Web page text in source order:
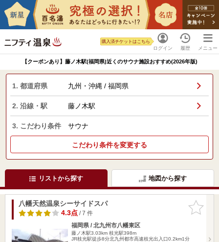
ログイン
購入済チケットはこちら
履歴 メニュー
【クーポンあり】藤ノ木駅(福岡県)近くのサウナ施設おすすめ(2026年版)
1. 都道府県 九州・沖縄 / 福岡県
2. 沿線・駅 藤ノ木駅
3. こだわり条件 サウナ
こだわり条件を変更する
リストから探す 地図から探す
お気に入
りに追加
八幡天然温泉シーサイドスパ
4.3点/ 7 件
福岡県 / 北九州市八幡東区
藤ノ木駅3.03km 枝光駅398m
JR枝光駅徒歩8分北九州都市高速枝光出入口0.2km1分